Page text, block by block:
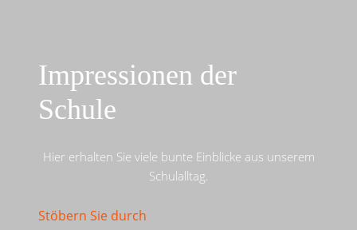
Impressionen der
Schule
Hier erhalten Sie viele bunte Einblicke aus unserem
Schulalltag.
Stöbern Sie durch